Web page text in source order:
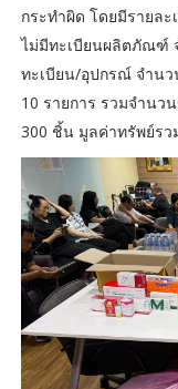
กระทำผิด โดยมีรายละ
ไม่มีทะเบียนผลิตภัณฑ์
ทะเบียน/อุปกรณ์ จำน
10 รายการ รวมจำนว
300 ชิ้น มูลค่าทรัพย์ร